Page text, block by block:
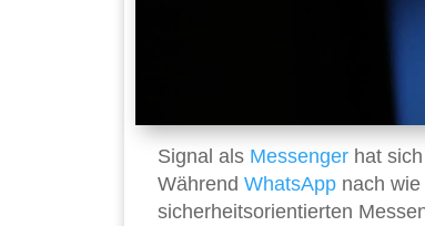
Signal als Messenger hat
Während WhatsApp nach
sicherheitsorientierten